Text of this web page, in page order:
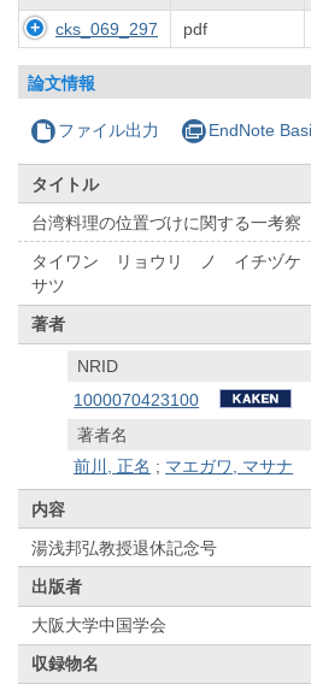
cks_069_297 pdf
論文情報
ファイル出力 EndNote
タイトル
台湾料理の位置づけに関する一考察
タイワン リョウリ ノ イチヅ
サツ
著者
NRID
1000070423100
著者名
前川, 正名 ; マエガワ, マサナ
内容
湯浅邦弘教授退休記念号
出版者
大阪大学中国学会
収録物名